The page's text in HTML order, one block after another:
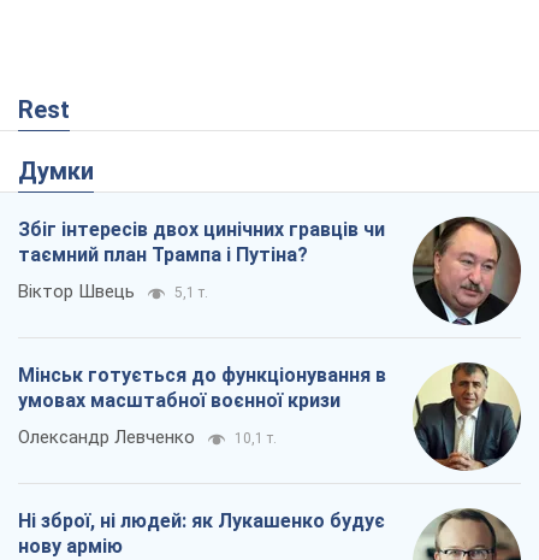
Rest
Думки
Збіг інтересів двох цинічних гравців чи
таємний план Трампа і Путіна?
Віктор Швець 5,1 т.
Мінськ готується до функціонування в
умовах масштабної воєнної кризи
Олександр Левченко 10,1 т.
Ні зброї, ні людей: як Лукашенко будує
нову армію